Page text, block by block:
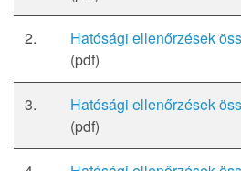
2.
Hatósági ellenőrzések
(pdf)
3.
Hatósági ellenőrzések
(pdf)